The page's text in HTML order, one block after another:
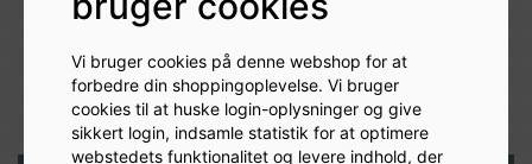
Vi bruger cookies på denne webshop for at
forbedre din shoppingoplevelse. Vi bruger
cookies til at huske login-oplysninger og give
sikkert login, indsamle statistik for at optimere
webstedets funktionalitet og levere indhold, der